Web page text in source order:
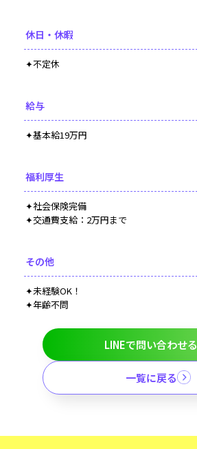
休日・休暇
✦不定休
給与
✦基本給19万円
福利厚生
✦社会保険完備
✦交通費支給：2万円まで
その他
✦未経験OK！
✦年齢不問
LINEで問い合わせる
一覧に戻る